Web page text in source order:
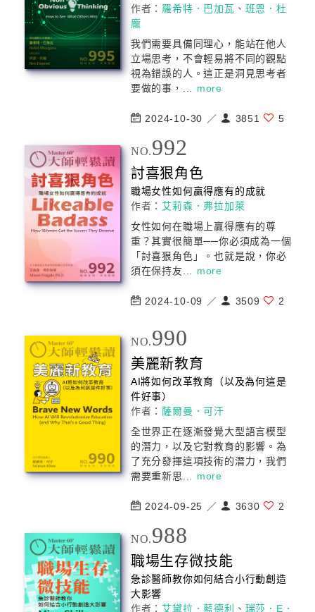
作者： 羅希特．巴加瓦 、 班恩．杜
龐
我們需要具備同理心，能站在他人
立場思考，不會輕易將不同的觀點
視為錯誤的人。這正是洞見思考者
要做的事，... more
2024-10-30 ／ 3851 5
NO.992
討喜狠角色
職場女性如何贏得應有的成就
作者：艾莉森．弗拉加萊
女性如何在職場上贏得應有的尊
重？其實很簡單──你必須成為一個
「討喜狠角色」。也就是說，你必
須在保持友... more
2024-10-09 ／ 3509 2
NO.990
美麗新教育
AI將如何改革教育（以及為何這是
件好事）
作者：薩爾曼．可汗
全世界正在逐漸發覺大型語言模型
的潛力，以及它對教育的影響。為
了充分發揮這項技術的潛力，我們
需要重新思... more
2024-09-25 ／ 3630 2
NO.988
職場生存微技能
急診醫師教你如何結合小行動創造
大影響
作者：艾黛拉．藍德利 、 瑞莎．E．